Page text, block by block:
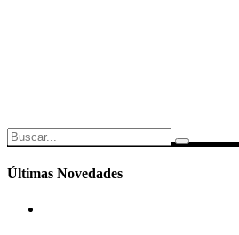
Search
for:
Últimas Novedades